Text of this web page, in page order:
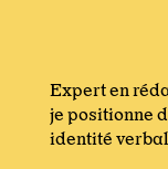
Expert en
je positionne
identité